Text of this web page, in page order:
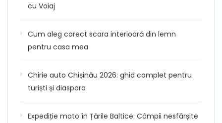
cu Voiaj
Cum aleg corect scara interioară din lemn
pentru casa mea
Chirie auto Chișinău 2026: ghid complet pentru
turiști și diaspora
Expediție moto în Țările Baltice: Câmpii nesfârșite